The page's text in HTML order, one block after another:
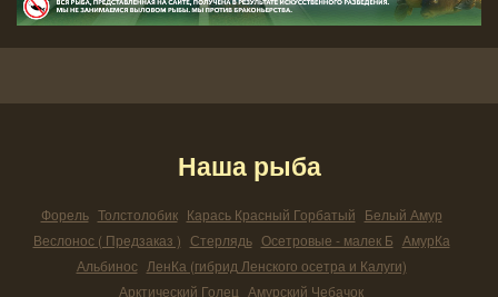
Наша рыба
Форель Толстолобик Карась Красный Горбатый Белый Амур
Веслонос ( Предзаказ ) Стерлядь Осетровые - малек Б АмурКа
Альбинос ЛенКа (гибрид Ленского осетра и Калуги)
Арктический Голец Амурский Чебачок